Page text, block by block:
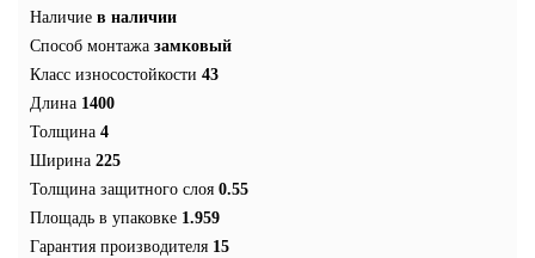
Наличие в наличии
Способ монтажа замковый
Класс износостойкости 43
Длина 1400
Толщина 4
Ширина 225
Толщина защитного слоя 0.55
Площадь в упаковке 1.959
Гарантия производителя 15